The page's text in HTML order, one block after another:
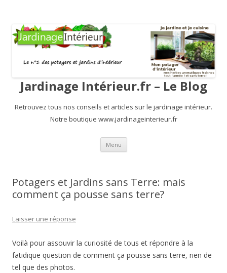
Jardinage Intérieur.fr – Le Blog
Retrouvez tous nos conseils et articles sur le jardinage intérieur.
Notre boutique www.jardinageinterieur.fr
Menu Aller au contenu principal
Potagers et Jardins sans Terre: mais
comment ça pousse sans terre?
Laisser une réponse
Voilà pour assouvir la curiosité de tous et répondre à la
fatidique question de comment ça pousse sans terre, rien de
tel que des photos.